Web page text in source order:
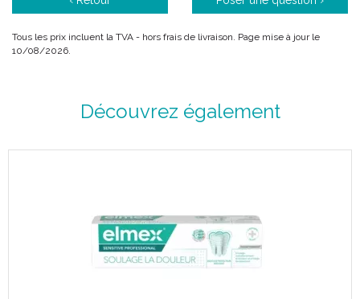
Technologie Solution dentaire PRO-ARGIN avec fluorure d'
Soulagement efficace pour dents sensibles
Sensation immédiate de couche protectrice
Tous les prix incluent la TVA - hors frais de livraison. Page mise à jour le
10/08/2026.
Découvrez également